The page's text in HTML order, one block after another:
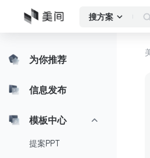
搜方案
为你推荐
信息发布
模板中心
提案PPT